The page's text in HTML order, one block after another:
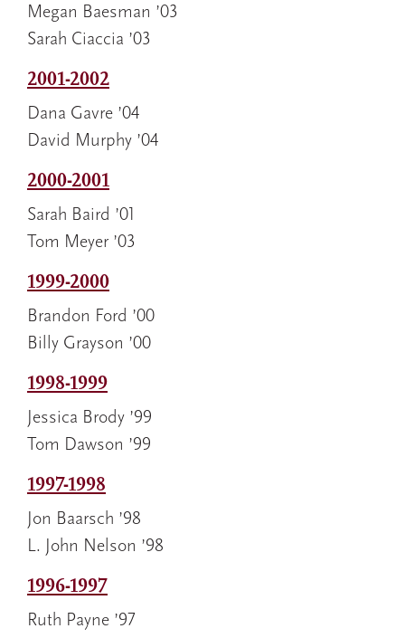
Megan Baesman ’03
Sarah Ciaccia ’03
2001-2002
Dana Gavre ’04
David Murphy ’04
2000-2001
Sarah Baird ’01
Tom Meyer ’03
1999-2000
Brandon Ford ’00
Billy Grayson ’00
1998-1999
Jessica Brody ’99
Tom Dawson ’99
1997-1998
Jon Baarsch ’98
L. John Nelson ’98
1996-1997
Ruth Payne ’97